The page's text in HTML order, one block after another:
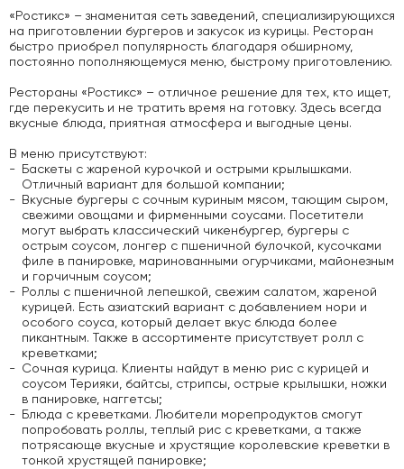
«Ростикс» – знаменитая сеть заведений, специализирующихся
на приготовлении бургеров и закусок из курицы. Ресторан
быстро приобрел популярность благодаря обширному,
постоянно пополняющемуся меню, быстрому приготовлению.
Рестораны «Ростикс» – отличное решение для тех, кто ищет,
где перекусить и не тратить время на готовку. Здесь всегда
вкусные блюда, приятная атмосфера и выгодные цены.
В меню присутствуют:
Баскеты с жареной курочкой и острыми крылышками.
Отличный вариант для большой компании;
Вкусные бургеры с сочным куриным мясом, тающим сыром,
свежими овощами и фирменными соусами. Посетители
могут выбрать классический чикенбургер, бургеры с
острым соусом, лонгер с пшеничной булочкой, кусочками
филе в панировке, маринованными огурчиками, майонезным
и горчичным соусом;
Роллы с пшеничной лепешкой, свежим салатом, жареной
курицей. Есть азиатский вариант с добавлением нори и
особого соуса, который делает вкус блюда более
пикантным. Также в ассортименте присутствует ролл с
креветками;
Сочная курица. Клиенты найдут в меню рис с курицей и
соусом Терияки, байтсы, стрипсы, острые крылышки, ножки
в панировке, наггетсы;
Блюда с креветками. Любители морепродуктов смогут
попробовать роллы, теплый рис с креветками, а также
потрясающе вкусные и хрустящие королевские креветки в
тонкой хрустящей панировке;